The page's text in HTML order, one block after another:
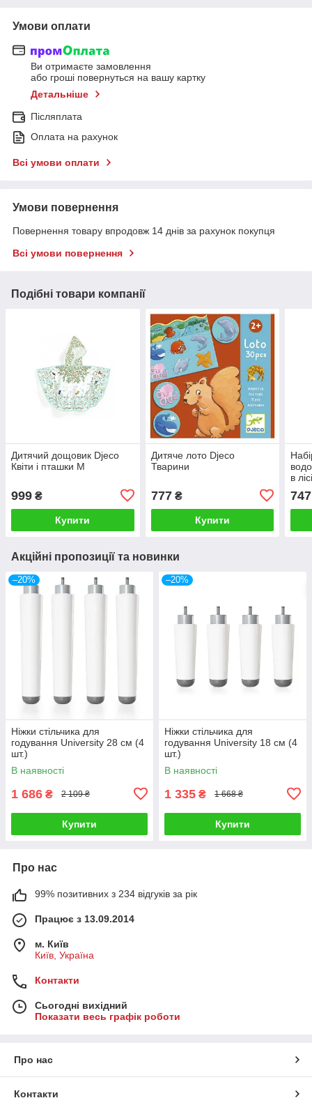
Умови оплати
Ви отримаєте замовлення
або гроші повернуться на вашу картку
Детальніше
Післяплата
Оплата на рахунок
Всі умови оплати
Умови повернення
Повернення товару впродовж 14 днів за рахунок покупця
Всі умови повернення
Подібні товари компанії
Дитячий дощовик Djeco
Квіти і пташки M
999 ₴
Купити
Дитяче лото Djeco
Тварини
777₴
Купити
в
747
Акційні пропозиції та новинки
–20%
Ніжки стільчика для
годування University 28 см (4
шт.)
В наявності
1 686 ₴ 2 109 ₴
Купити
–20%
Ніжки стільчика для
годування University 18 см (4
шт.)
В наявності
1 335 ₴ 1 668 ₴
Купити
Про нас
99% позитивних з 234 відгуків за рік
Працює з 13.09.2014
м. Київ
Київ, Україна
Контакти
Сьогодні вихідний
Показати весь графік роботи
Про нас
Контакти